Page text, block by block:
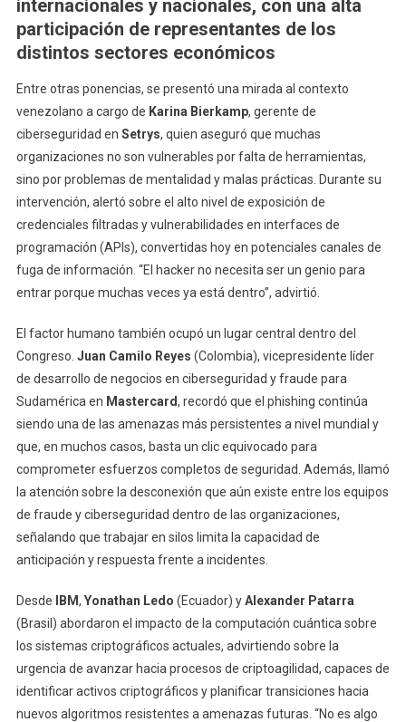
internacionales y nacionales, con una alta
participación de representantes de los
distintos sectores económicos
Entre otras ponencias, se presentó una mirada al contexto
venezolano a cargo de Karina Bierkamp, gerente de
ciberseguridad en Setrys, quien aseguró que muchas
organizaciones no son vulnerables por falta de herramientas,
sino por problemas de mentalidad y malas prácticas. Durante su
intervención, alertó sobre el alto nivel de exposición de
credenciales filtradas y vulnerabilidades en interfaces de
programación (APIs), convertidas hoy en potenciales canales de
fuga de información. “El hacker no necesita ser un genio para
entrar porque muchas veces ya está dentro”, advirtió.
El factor humano también ocupó un lugar central dentro del
Congreso. Juan Camilo Reyes (Colombia), vicepresidente líder
de desarrollo de negocios en ciberseguridad y fraude para
Sudamérica en Mastercard, recordó que el phishing continúa
siendo una de las amenazas más persistentes a nivel mundial y
que, en muchos casos, basta un clic equivocado para
comprometer esfuerzos completos de seguridad. Además, llamó
la atención sobre la desconexión que aún existe entre los equipos
de fraude y ciberseguridad dentro de las organizaciones,
señalando que trabajar en silos limita la capacidad de
anticipación y respuesta frente a incidentes.
Desde IBM, Yonathan Ledo (Ecuador) yAlexander Patarra
(Brasil) abordaron el impacto de la computación cuántica sobre
los sistemas criptográficos actuales, advirtiendo sobre la
urgencia de avanzar hacia procesos de criptoagilidad, capaces de
identificar activos criptográficos y planificar transiciones hacia
nuevos algoritmos resistentes a amenazas futuras. “No es algo